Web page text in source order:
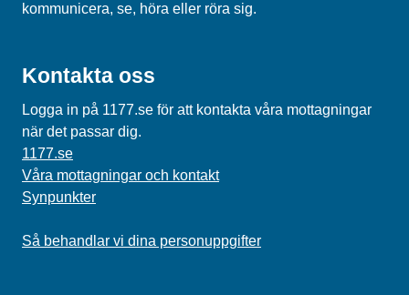
kommunicera, se, höra eller röra sig.
Kontakta oss
Logga in på 1177.se för att kontakta våra mottagningar
när det passar dig.
1177.se
Våra mottagningar och kontakt
Synpunkter
Så behandlar vi dina personuppgifter